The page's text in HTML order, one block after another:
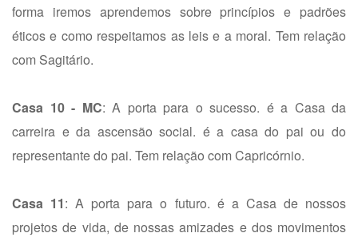
forma iremos aprendemos sobre princípios e padrões
éticos e como respeitamos as leis e a moral. Tem relação
com Sagitário.
Casa 10 - MC: A porta para o sucesso. é a Casa da
carreira e da ascensão social. é a casa do pai ou do
representante do pai. Tem relação com Capricórnio.
Casa 11: A porta para o futuro. é a Casa de nossos
projetos de vida, de nossas amizades e dos movimentos